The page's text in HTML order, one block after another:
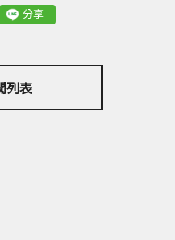
分享
列表